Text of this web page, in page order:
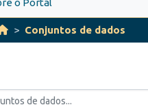
o Portal
Conjuntos de dados